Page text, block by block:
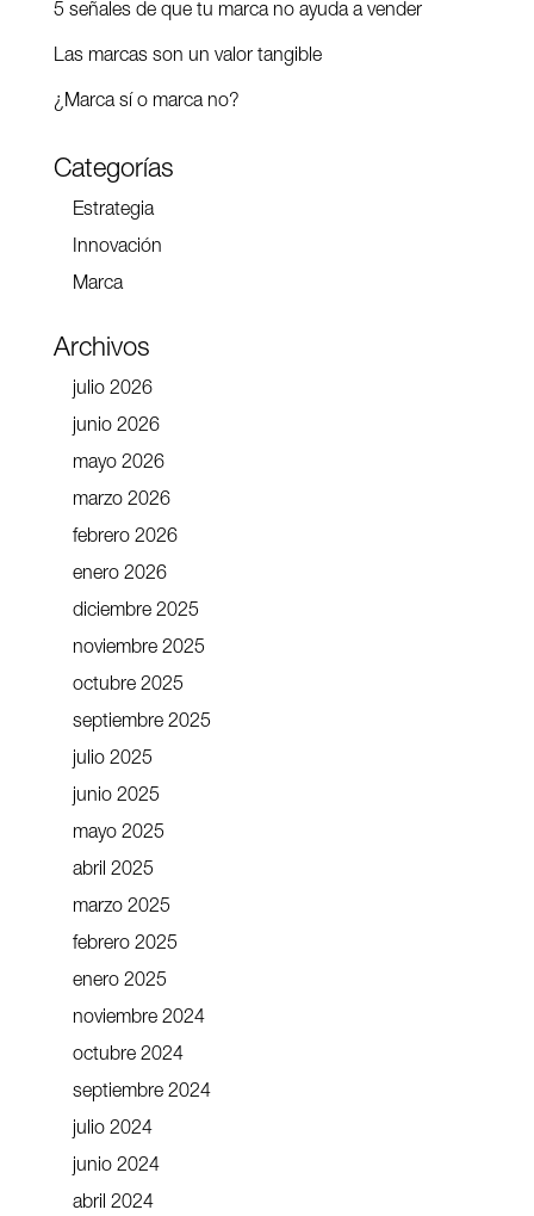
5 señales de que tu marca no ayuda a vender
Las marcas son un valor tangible
¿Marca sí o marca no?
Categorías
Estrategia
Innovación
Marca
Archivos
julio 2026
junio 2026
mayo 2026
marzo 2026
febrero 2026
enero 2026
diciembre 2025
noviembre 2025
octubre 2025
septiembre 2025
julio 2025
junio 2025
mayo 2025
abril 2025
marzo 2025
febrero 2025
enero 2025
noviembre 2024
octubre 2024
septiembre 2024
julio 2024
junio 2024
abril 2024